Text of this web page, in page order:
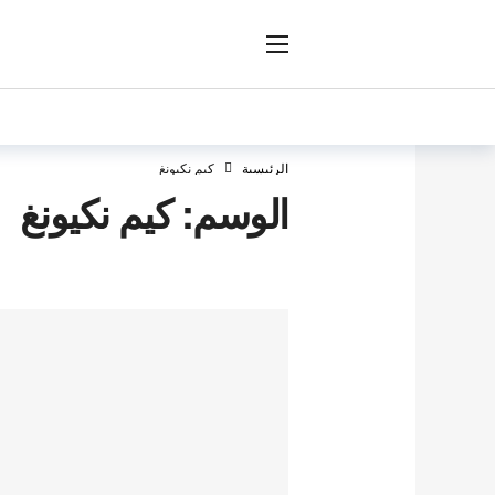
الرئيسية كيم نكيونغ
الوسم:كيم نكيونغ